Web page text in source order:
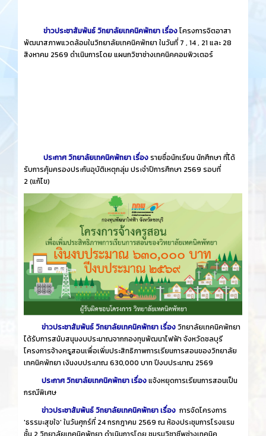
ข่าวประชาสัมพันธ์ วิทยาลัยเทคนิคพัทยา เรื่องโครงการจิตอาสา
พัฒนาสภาพแวดล้อมในวิทยาลัยเทคนิคพัทยา ในวันที่ 7 , 14 , 21 และ 28
สิงหาคม 2569 ดำเนินการโดย แผนกวิชาช่างเทคนิคคอมพิวเตอร์
ประกาศ วิทยาลัยเทคนิคพัทยา เรื่องรายชื่อนักเรียน นักศึกษา ที่ได้
รับการคุ้มครองประกันอุบัติเหตุกลุ่ม ประจำปีการศึกษา 2569 รอบที่
2 (แก้ไข)
ข่าวประชาสัมพันธ์ วิทยาลัยเทคนิคพัทยา เรื่องวิทยาลัยเทคนิคพัทยา
ได้รับการสนับสนุนงบประมาณจากกองทุนพัฒนาไฟฟ้า จังหวัดชลบุรี
โครงการจ้างครูสอนเพื่อเพิ่มประสิทธิภาพการเรียนการสอนของวิทยาลัย
เทคนิคพัทยา เงินงบประมาณ 630,000 บาท ปีงบประมาณ 2569
ประกาศ วิทยาลัยเทคนิคพัทยา เรื่องแจ้งหยุดการเรียนการสอนเป็น
กรณีพิเศษ
ข่าวประชาสัมพันธ์ วิทยาลัยเทคนิคพัทยา เรื่อง การจัดโครงการ
'ธรรมะสุขใจ' ในวันศุกร์ที่ 24 กรกฎาคม 2569 ณ ห้องประชุมการโรงแรม